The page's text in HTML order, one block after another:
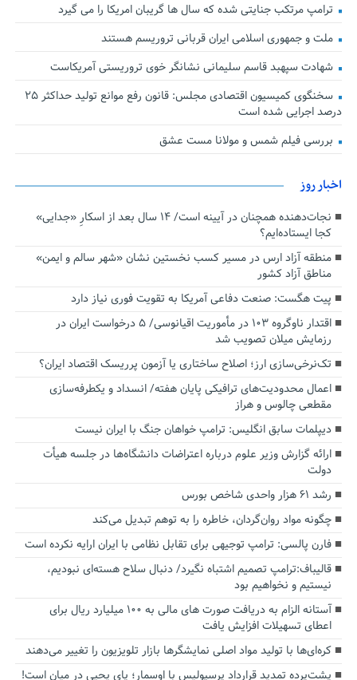
ترامپ مرتکب جنایتی شده که سال ها گریبان امریکا را می گیرد
ملت و جمهوری اسلامی ایران قربانی تروریسم هستند
شهادت سپهبد قاسم سلیمانی نشانگر خوی تروریستی آمریکاست
سخنگوی کمیسیون اقتصادی مجلس: قانون رفع موانع تولید حداکثر ۲۵
درصد اجرایی شده است
بررسی فیلم شمس و مولانا مست عشق
اخبار روز
نجات‌دهنده‌ همچنان در آیینه است/ ۱۴ سال بعد از اسکارِ «جدایی»
کجا ایستاده‌ایم؟
منطقه آزاد ارس در مسیر کسب نخستین نشان «شهر سالم و ایمن»
مناطق آزاد کشور
پیت هگست: صنعت دفاعی آمریکا به تقویت فوری نیاز دارد
اقتدار ناوگروه ۱۰۳ در مأموریت‌ اقیانوسی/ ۵ درخواست ایران در
رزمایش میلان تصویب شد
تک‌نرخی‌سازی ارز؛ اصلاح ساختاری یا آزمون پرریسک اقتصاد ایران؟
اعمال محدودیت‌های ترافیکی پایان هفته/ انسداد و یکطرفه‌سازی
مقطعی چالوس و هراز
دیپلمات سابق انگلیس:‌ ترامپ خواهان جنگ با ایران نیست
ارائه گزارش وزیر علوم درباره اعتراضات دانشگاه‌ها در جلسه هیأت
دولت
رشد ۶۱ هزار واحدی شاخص بورس
چگونه مواد روان‌گردان، خاطره را به توهم تبدیل می‌کند
فارن پالسی: ترامپ توجیهی برای تقابل نظامی با ایران ارایه نکرده است
قالیباف:ترامپ تصمیم اشتباه نگیرد/ دنبال سلاح هسته‌ای نبودیم،
نیستیم و نخواهیم بود
آستانه الزام به دریافت صورت های مالی به ۱۰۰ میلیارد ریال برای
اعطای تسهیلات افزایش یافت
کره‌ای‌ها با تولید مواد اصلی نمایشگرها بازار تلویزیون را تغییر می‌دهند
پشت‌پرده تمدید قرارداد پرسپولیس با اوسمار؛ پای یحیی در میان است!